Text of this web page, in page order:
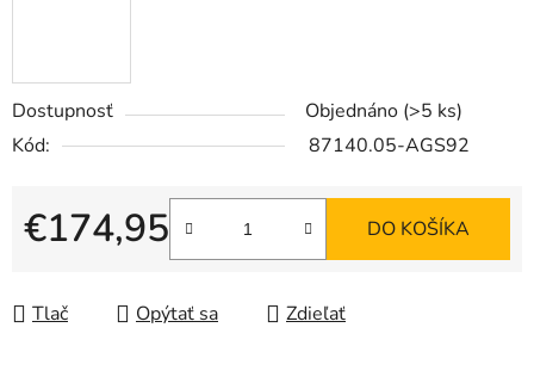
Dostupnosť Objednáno (>5 ks)
Kód:
87140.05-AGS92
€174,95 DO KOŠÍKA
Tlač Opýtať sa Zdieľať